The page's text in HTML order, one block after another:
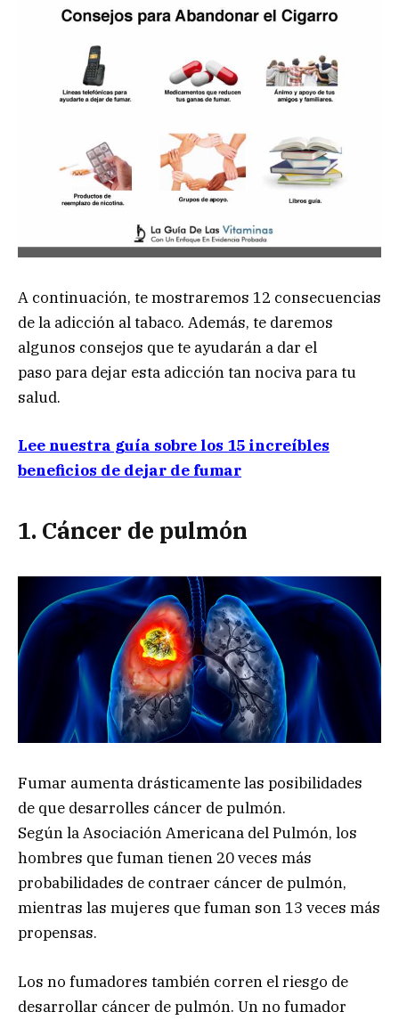
A continuación, te mostraremos 12 consecuencias
de la adicción al tabaco. Además, te daremos
algunos consejos que te ayudarán a dar el
paso para dejar esta adicción tan nociva para tu
salud.
Lee nuestra guía sobre los 15 increíbles
beneficios de dejar de fumar
1. Cáncer de pulmón
Fumar aumenta drásticamente las posibilidades
de que desarrolles cáncer de pulmón.
Según la Asociación Americana del Pulmón, los
hombres que fuman tienen 20 veces más
probabilidades de contraer cáncer de pulmón,
mientras las mujeres que fuman son 13 veces más
propensas.
Los no fumadores también corren el riesgo de
desarrollar cáncer de pulmón. Un no fumador